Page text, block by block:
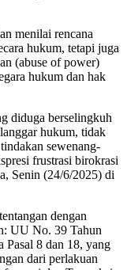
menilai rencana
hukum, tetapi juga
(abuse of power)
hukum dan hak
diduga berselingkuh
hukum, tidak
sewenang-
frustrasi birokrasi
Senin (24/6/2025) di
dengan
UU No. 39 Tahun
Pasal 8 dan 18, yang
dari perlakuan